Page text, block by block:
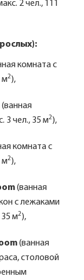
2 чел., 111
комната с
м2),
(ванная
3 чел., 35 м2),
комната с
м2),
(ванная
с лежаками
35 м2),
(ванная
столовой